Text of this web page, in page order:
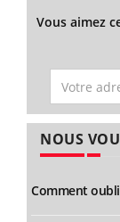
Vous aimez
NOUS
Comment